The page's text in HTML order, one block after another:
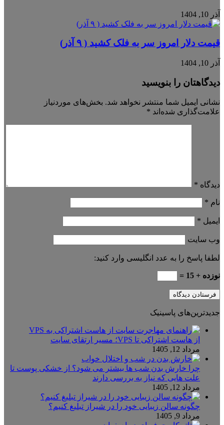
آذر 10, 1404
قیمت دلار امروز سر به فلک کشید ( ۹ آذر)
آذر 10, 1404
دیدگاهتان را بنویسید
نشانی ایمیل شما منتشر نخواهد شد. بخش‌های موردنیاز
علامت‌گذاری شده‌اند *
دیدگاه *
نام *
ایمیل *
وب‌ سایت
لطفا پاسخ را به عدد انگلیسی وارد کنید:
نوزده + 15 =
جدیدترین‌های پاسینیک
از هاست اشتراکی تا VPS؛ مسیر ارتقای سایت
مرداد 12, 1405
چرا خارش بدن شب ها بیشتر می شود؟ از خشکی پوست تا
علت هایی که نیاز به بررسی دارند
مرداد 12, 1405
چگونه سالن زیبایی خود را در شیراز تبلیغ کنیم؟
مرداد 9, 1405